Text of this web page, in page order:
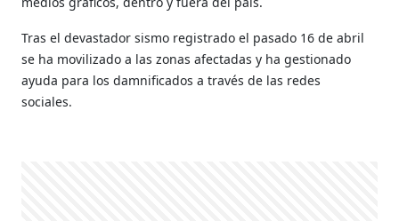
Tras el devastador sismo registrado el pasado 16 de abril
se ha movilizado a las zonas afectadas y ha gestionado
ayuda para los damnificados a través de las redes
sociales.